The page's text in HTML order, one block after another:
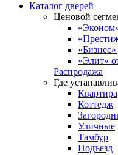
Каталог дверей
Ценовой
«Элит»
Распродажа
Где
Квартира
Коттедж
Уличные
Тамбур
Подъезд